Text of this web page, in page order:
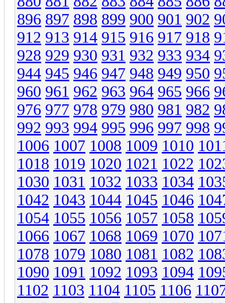
896 897 898 899 900 901 902
912 913 914 915 916 917 918
928 929 930 931 932 933 934
944 945 946 947 948 949 950
960 961 962 963 964 965 966
976 977 978 979 980 981 982
992 993 994 995 996 997 998
1006 1007 1008 1009 1010
1018 1019 1020 1021 1022
1030 1031 1032 1033 1034
1042 1043 1044 1045 1046
1054 1055 1056 1057 1058
1066 1067 1068 1069 1070
1078 1079 1080 1081 1082
1090 1091 1092 1093 1094
1102 1103 1104 1105 1106